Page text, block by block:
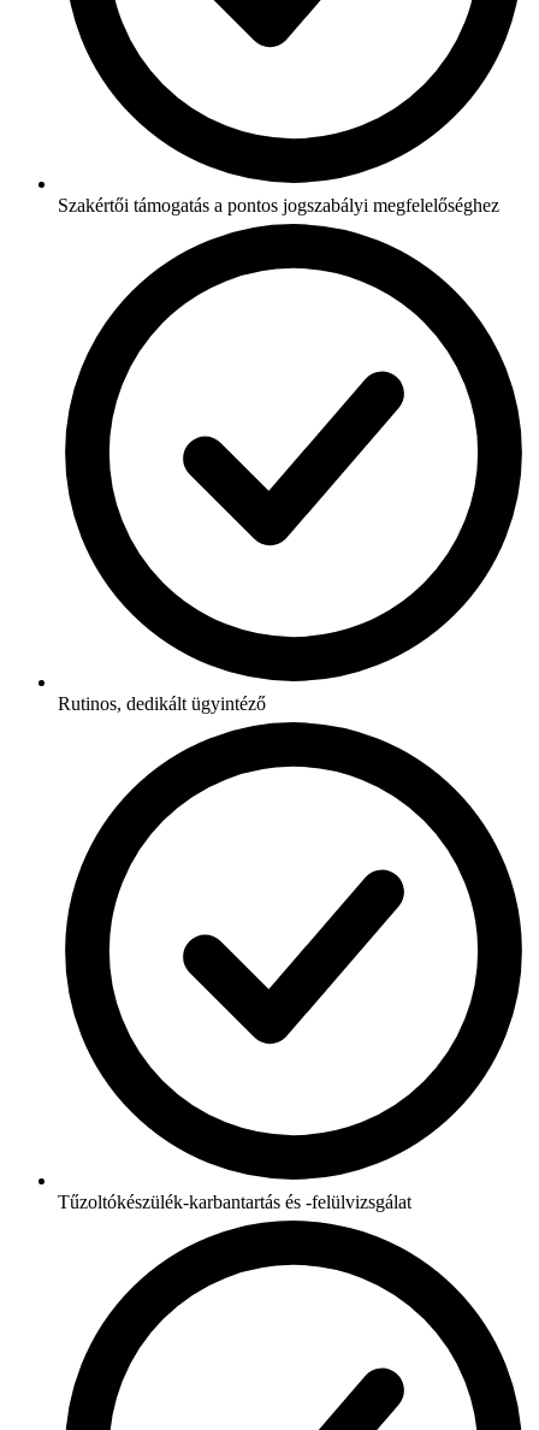
Szakértői támogatás a pontos jogszabályi megfelelőséghez
Rutinos, dedikált ügyintéző
Tűzoltókészülék-karbantartás és -felülvizsgálat